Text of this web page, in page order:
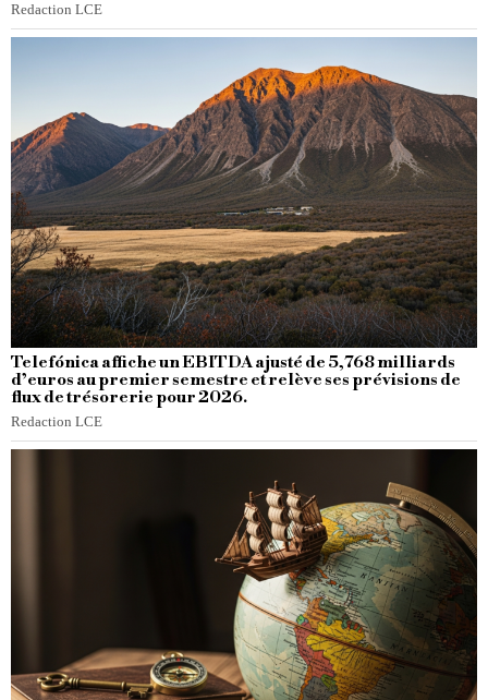
Redaction LCE
Telefónica affiche un EBITDA ajusté de 5,768 milliards
d’euros au premier semestre et relève ses prévisions de
flux de trésorerie pour 2026.
Redaction LCE